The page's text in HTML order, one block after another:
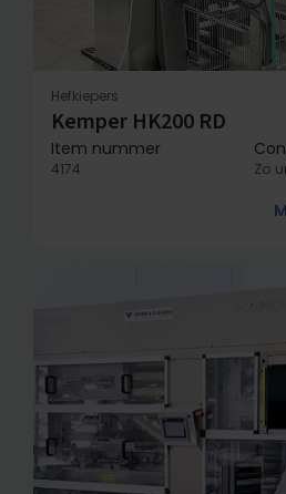
Hefkiepers
Kemper HK200 RD
Item nummer
4174 Zo